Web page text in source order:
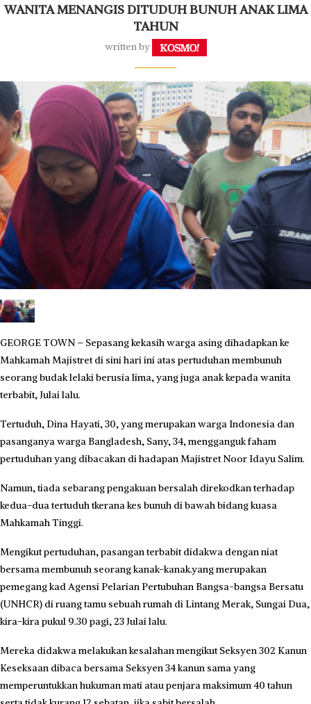
WANITA MENANGIS DITUDUH BUNUH ANAK LIMA
TAHUN
written by
GEORGE TOWN – Sepasang kekasih warga asing dihadapkan ke
Mahkamah Majistret di sini hari ini atas pertuduhan membunuh
seorang budak lelaki berusia lima, yang juga anak kepada wanita
terbabit, Julai lalu.
Tertuduh, Dina Hayati, 30, yang merupakan warga Indonesia dan
pasanganya warga Bangladesh, Sany, 34, mengganguk faham
pertuduhan yang dibacakan di hadapan Majistret Noor Idayu Salim.
Namun, tiada sebarang pengakuan bersalah direkodkan terhadap
kedua-dua tertuduh tkerana kes bunuh di bawah bidang kuasa
Mahkamah Tinggi.
Mengikut pertuduhan, pasangan terbabit didakwa dengan niat
bersama membunuh seorang kanak-kanak.yang merupakan
pemegang kad Agensi Pelarian Pertubuhan Bangsa-bangsa Bersatu
(UNHCR) di ruang tamu sebuah rumah di Lintang Merak, Sungai Dua,
kira-kira pukul 9.30 pagi, 23 Julai lalu.
Mereka didakwa melakukan kesalahan mengikut Seksyen 302 Kanun
Keseksaan dibaca bersama Seksyen 34 kanun sama yang
memperuntukkan hukuman mati atau penjara maksimum 40 tahun